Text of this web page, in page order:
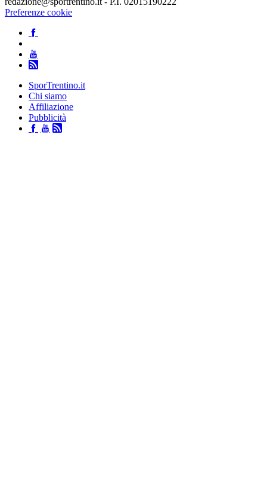
Preferenze cookie
SporTrentino.it
Chi siamo
Affiliazione
Pubblicità